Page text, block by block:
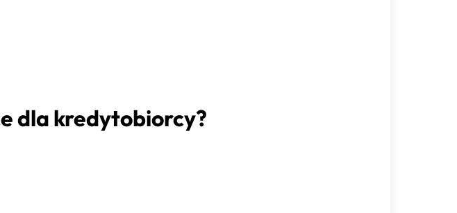
dla kredytobiorcy?